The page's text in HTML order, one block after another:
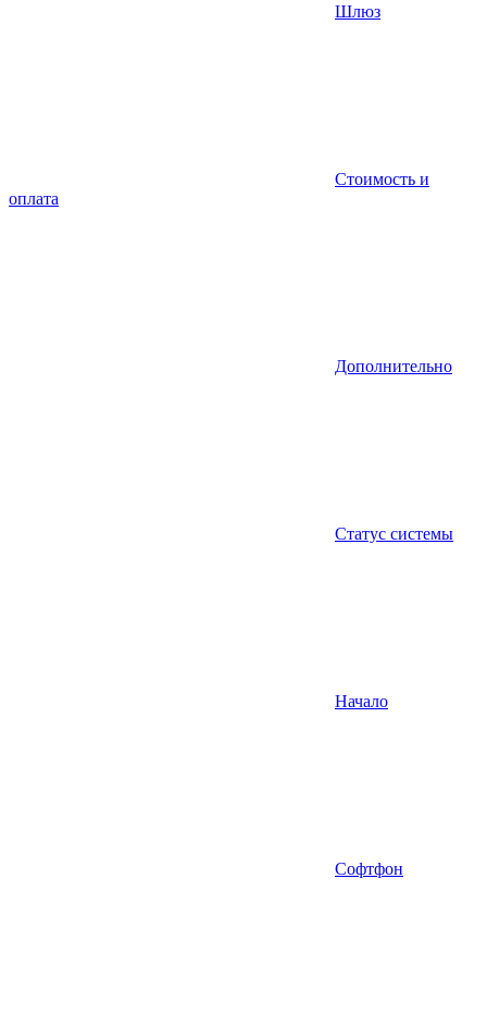
Шлюз
Стоимость и
оплата
Дополнительно
Статус системы
Начало
Софтфон